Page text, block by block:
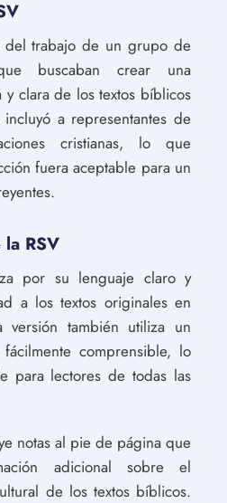
del trabajo de un grupo de
buscaban crear una
y clara de los textos bíblicos
a representantes de
cristianas, lo que
fuera aceptable para un
RSV
por su lenguaje claro y
a los textos originales en
también utiliza un
comprensible, lo
para lectores de todas las
notas al pie de página que
adicional sobre el
de los textos bíblicos.